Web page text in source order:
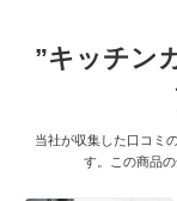
”キッチン
当社が収集した口コミ
す。この商品